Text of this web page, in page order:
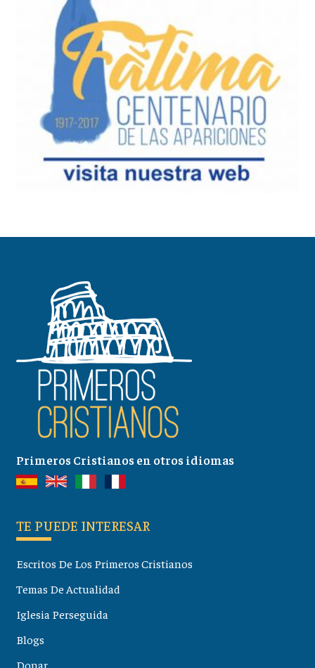
Primeros Cristianos en otros idiomas
TE PUEDE INTERESAR
Escritos De Los Primeros Cristianos
Temas De Actualidad
Iglesia Perseguida
Blogs
Donar